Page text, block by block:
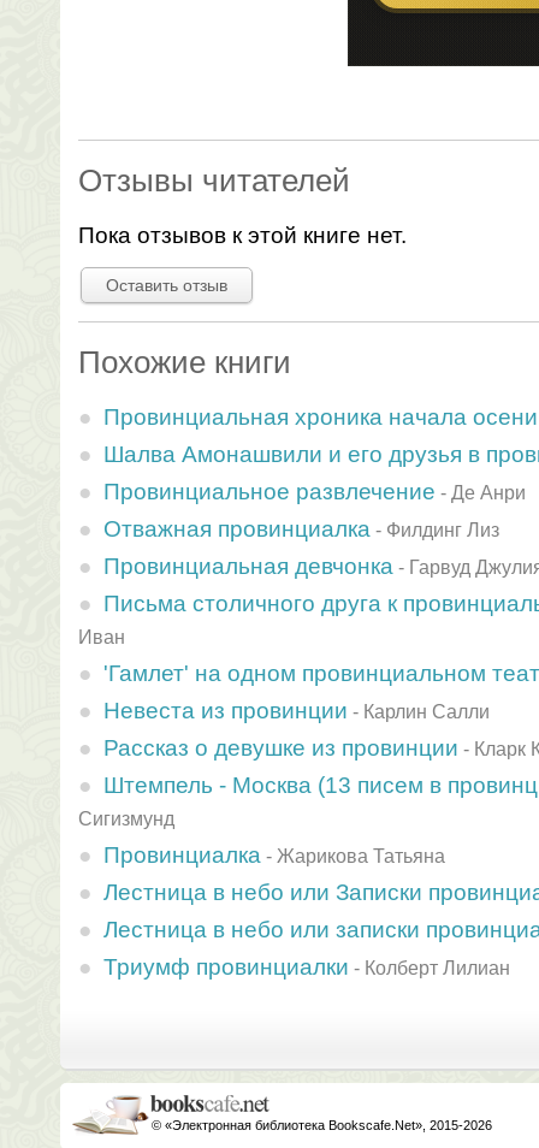
Отзывы читателей
Пока отзывов к этой книге нет.
Оставить отзыв
Похожие книги
Провинциальная хроника начала осени
Шалва Амонашвили и его друзья в
Провинциальное развлечение - Де Анри
Отважная провинциалка - Филдинг Лиз
Провинциальная девчонка - Гарвуд
Письма столичного друга к
Иван
'Гамлет' на одном провинциальном
Невеста из провинции - Карлин Салли
Рассказ о девушке из провинции - Кларк
Штемпель - Москва (13 писем в
Сигизмунд
Провинциалка - Жарикова Татьяна
Лестница в небо или Записки
Лестница в небо или записки
Триумф провинциалки - Колберт Лилиан
© «Электронная библиотека Bookscafe.Net», 2015-2026